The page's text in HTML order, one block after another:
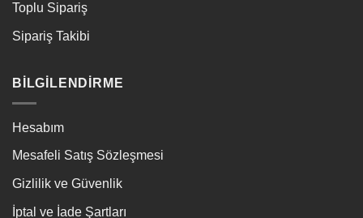
Toplu Sipariş
Sipariş Takibi
BİLGİLENDİRME
Hesabım
Mesafeli Satış Sözleşmesi
Gizlilik ve Güvenlik
İptal ve İade Şartları